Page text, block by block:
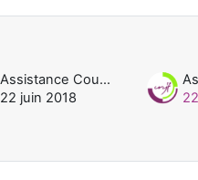
Assistance Cours UNJF
22 juin 2018